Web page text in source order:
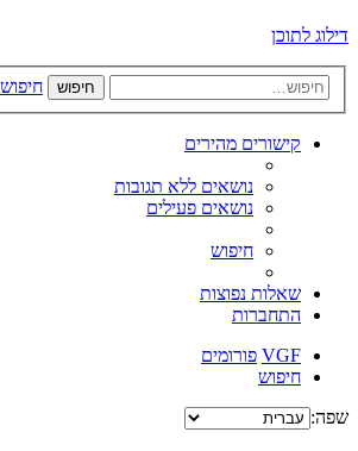
דילוג לתוכן
חיפוש
קישורים מהירים
נושאים ללא תגובות
נושאים פעילים
חיפוש
שאלות נפוצות
התחברות
VGF פורומים
חיפוש
שפה: